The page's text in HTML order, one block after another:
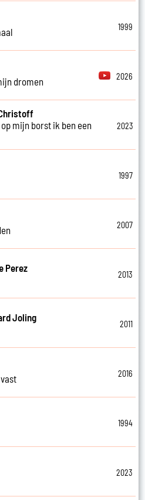
1999
dromen
2026
mijn borst ik ben een
2023
1997
2007
Perez
2013
Joling
2011
2016
1994
2023